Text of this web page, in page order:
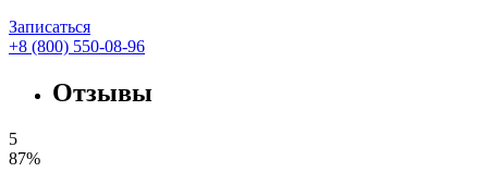
Записаться
+8 (800) 550-08-96
Отзывы
5
87%